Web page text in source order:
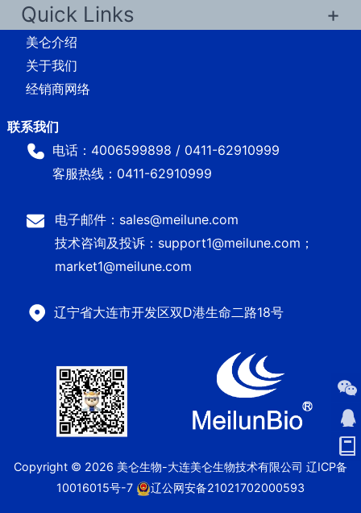
Quick Links
美仑介绍
关于我们
经销商网络
电话：4006599898 / 0411-62910999
客服热线：0411-62910999
电子邮件：sales@meilune.com
技术咨询及投诉：support1@meilune.com；
market1@meilune.com
辽宁省大连市开发区双D港生命二路18号
Copyright © 2026 美仑生物-大连美仑生物技术有限公司 辽ICP备
10016015号-7
辽公网安备21021702000593